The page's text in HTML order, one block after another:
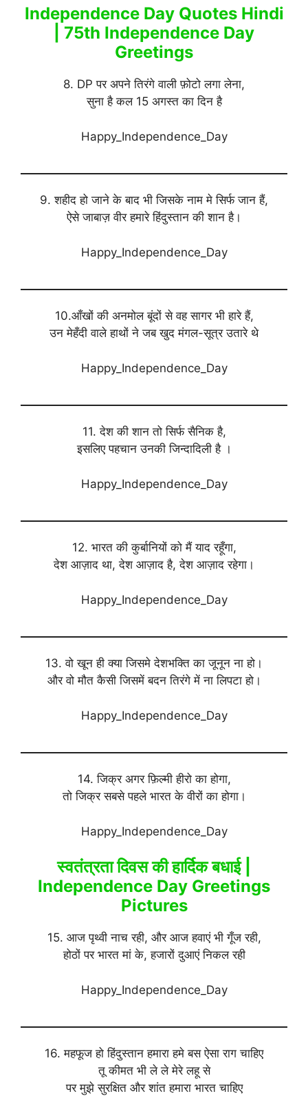
Independence Day Quotes Hindi
| 75th Independence Day
Greetings
8. DP पर अपने तिरंगे वाली फ़ोटो लगा लेना,
सुना है कल 15 अगस्त का दिन है
Happy_Independence_Day
9. शहीद हो जाने के बाद भी जिसके नाम मे सिर्फ जान हैं,
ऐसे जाबाज़ वीर हमारे हिंदुस्तान की शान है।
Happy_Independence_Day
10.आँखों की अनमोल बूंदों से वह सागर भी हारे हैं,
उन मेहँदी वाले हाथों ने जब खुद मंगल-सूत्र उतारे थे
Happy_Independence_Day
11. देश की शान तो सिर्फ सैनिक है,
इसलिए पहचान उनकी जिन्दादिली है ।
Happy_Independence_Day
12. भारत की कुर्बानियों को मैं याद रहूँगा,
देश आज़ाद था, देश आज़ाद है, देश आज़ाद रहेगा।
Happy_Independence_Day
13. वो खून ही क्या जिसमे देशभक्ति का जूनून ना हो।
और वो मौत कैसी जिसमें बदन तिरंगे में ना लिपटा हो।
Happy_Independence_Day
14. जिक्र अगर फ़िल्मी हीरो का होगा,
तो जिक्र सबसे पहले भारत के वीरों का होगा।
Happy_Independence_Day
स्वतंत्रता दिवस की हार्दिक बधाई |
Independence Day Greetings
Pictures
15. आज पृथ्वी नाच रही, और आज हवाएं भी गूँज रही,
होठों पर भारत मां के, हजारों दुआएं निकल रही
Happy_Independence_Day
16. महफूज हो हिंदुस्तान हमारा हमे बस ऐसा राग चाहिए
तू कीमत भी ले ले मेरे लहू से
पर मुझे सुरक्षित और शांत हमारा भारत चाहिए